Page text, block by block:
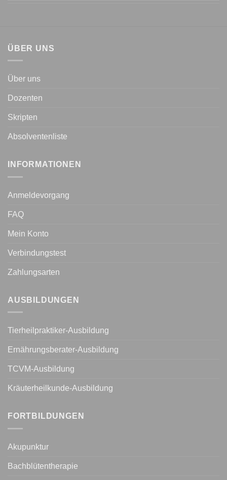
ÜBER UNS
Über uns
Dozenten
Skripten
Absolventenliste
INFORMATIONEN
Anmeldevorgang
FAQ
Mein Konto
Verbindungstest
Zahlungsarten
AUSBILDUNGEN
Tierheilpraktiker-Ausbildung
Ernährungsberater-Ausbildung
TCVM-Ausbildung
Kräuterheilkunde-Ausbildung
FORTBILDUNGEN
Akupunktur
Bachblütentherapie